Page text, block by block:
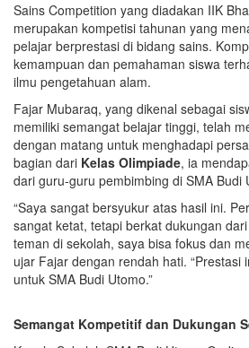
Sains Competition yang diadakan IIK
merupakan kompetisi tahunan yang
pelajar berprestasi di bidang sains.
kemampuan dan pemahaman siswa
ilmu pengetahuan alam.
Fajar Mubaraq, yang dikenal sebagai
memiliki semangat belajar tinggi, telah
dengan matang untuk menghadapi
bagian dari Kelas Olimpiade, ia
dari guru-guru pembimbing di SMA Budi
“Saya sangat bersyukur atas hasil ini.
sangat ketat, tetapi berkat dukungan
teman di sekolah, saya bisa fokus dan
ujar Fajar dengan rendah hati. “Prestasi
untuk SMA Budi Utomo.”
Semangat Kompetitif dan Dukungan